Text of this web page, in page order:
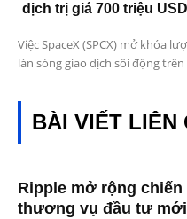
dịch trị giá 700 triệu USD
Việc SpaceX (SPCX) mở khóa
làn sóng giao dịch sôi động
BÀI VIẾT LIÊN
Ripple mở rộng
thương vụ đầu tư